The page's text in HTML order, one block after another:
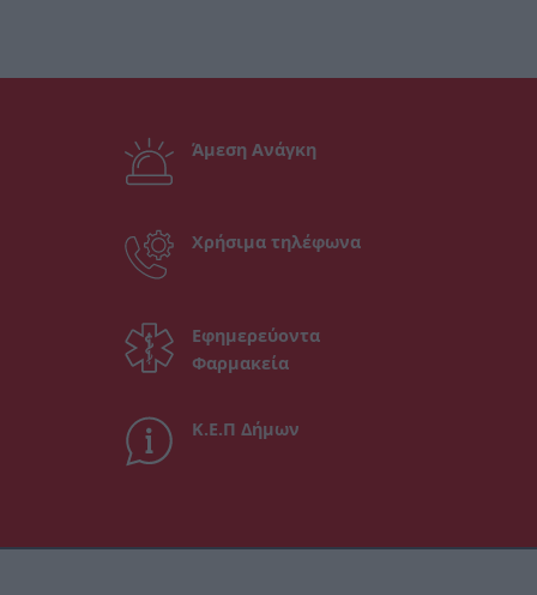
Άμεση Ανάγκη
Χρήσιμα τηλέφωνα
Εφημερεύοντα
Φαρμακεία
Κ.Ε.Π Δήμων